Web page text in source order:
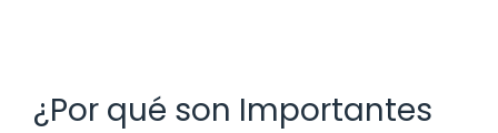
¿Por qué son Importantes